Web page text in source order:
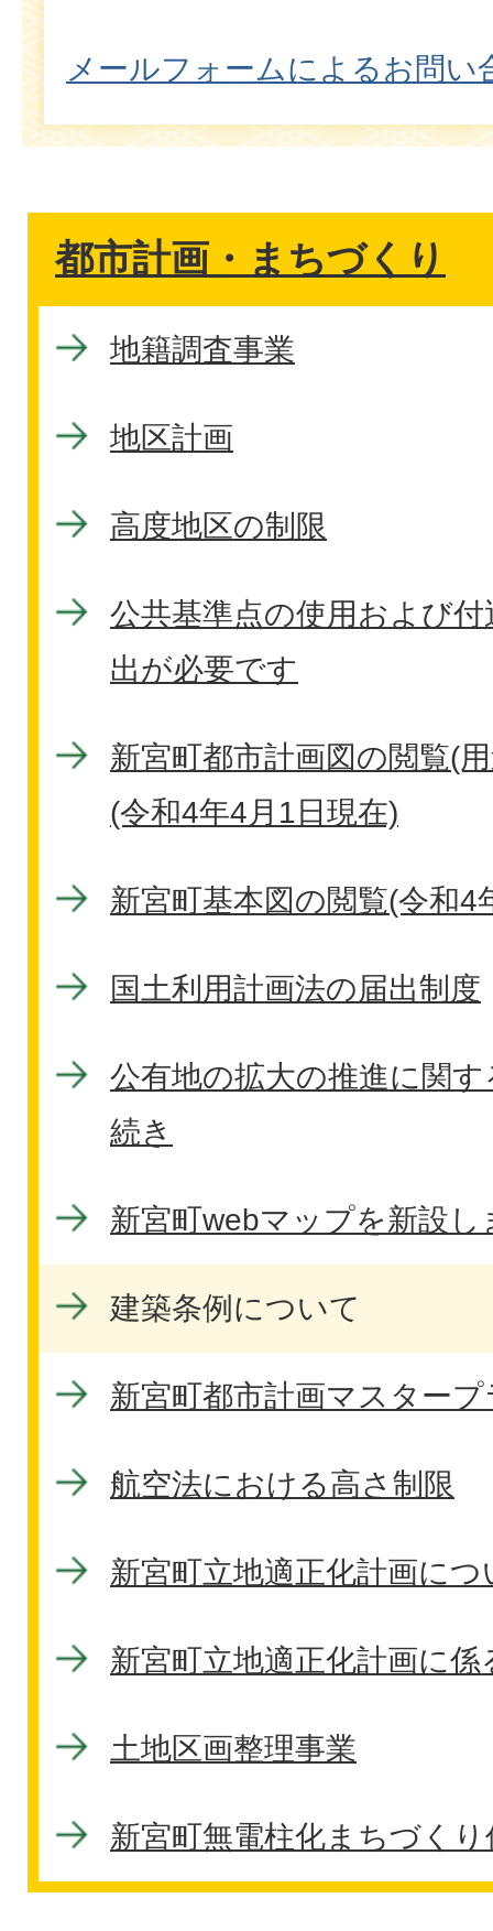
メールフォームによるお問い
都市計画・まちづくり
地籍調査事業
地区計画
高度地区の制限
公共基準点の使用および
出が必要です
新宮町都市計画図の閲覧(
(令和4年4月1日現在)
新宮町基本図の閲覧(令和4
国土利用計画法の届出制度
公有地の拡大の推進に関
続き
新宮町webマップを新設し
建築条例について
新宮町都市計画マスタープ
航空法における高さ制限
新宮町立地適正化計画につ
新宮町立地適正化計画に
土地区画整理事業
新宮町無電柱化まちづく